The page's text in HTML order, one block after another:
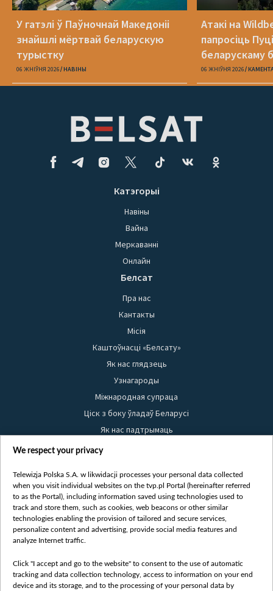
У гатэлі ў Паўночнай Македоніі
знайшлі мёртвай беларускую
турыстку
06 ЖНІЎНЯ 2026 НАВІНЫ
Атакі на
папросіць
беларускаму
06 ЖНІЎНЯ 2026
Катэгорыі
Навіны
Вайна
Меркаванні
Онлайн
Белсат
Пра нас
Кантакты
Місія
Каштоўнасці «Белсату»
Як нас глядзець
Узнагароды
Міжнародная супраца
Ціск з боку ўладаў Беларусі
Як нас падтрымаць
Правілы выкарыстання матэрыялаў
Бяспека
Youtube
Белсат news
Белсат Shorts
Жэстачайшы мульт
Belsat English
We respect your privacy
Telewizja Polska S.A. w likwidacji processes your personal data collected
when you visit individual websites on the tvp.pl Portal (hereinafter referred
to as the Portal), including information saved using technologies used to
track and store them, such as cookies, web beacons or other similar
technologies enabling the provision of tailored and secure services,
personalize content and advertising, provide social media features and
analyze Internet traffic.
Click "I accept and go to the website" to consent to the use of automatic
tracking and data collection technology, access to information on your end
device and its storage, and to the processing of your personal data by